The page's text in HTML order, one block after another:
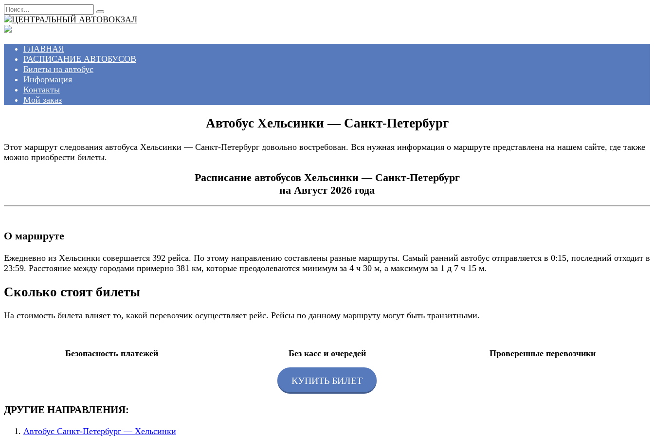
Перейти
к
содержанию
Search
for:
ГЛАВНАЯ
РАСПИСАНИЕ АВТОБУСОВ
Билеты на автобус
Информация
Контакты
Мой заказ
Автобус Хельсинки — Санкт-Петербург
Этот маршрут следования автобуса Хельсинки — Санкт-Петербург довольно востребован. Вся нужная информация о маршруте представлена на нашем сайте, где также
можно приобрести билеты.
Расписание автобусов Хельсинки — Санкт-Петербург
на Август 2026 года
О маршруте
Ежедневно из Хельсинки совершается 392 рейса. По этому направлению составлены разные маршруты. Самый ранний автобус отправляется в 0:15, последний отходит в
23:59. Расстояние между городами примерно 381 км, которые преодолеваются минимум за 4 ч 30 м, а максимум за 1 д 7 ч 15 м.
Сколько стоят билеты
На стоимость билета влияет то, какой перевозчик осуществляет рейс. Рейсы по данному маршруту могут быть транзитными.
Безопасность платежей Без касс и очередей Проверенные перевозчики
КУПИТЬ БИЛЕТ
ДРУГИЕ НАПРАВЛЕНИЯ:
Автобус Санкт-Петербург — Хельсинки